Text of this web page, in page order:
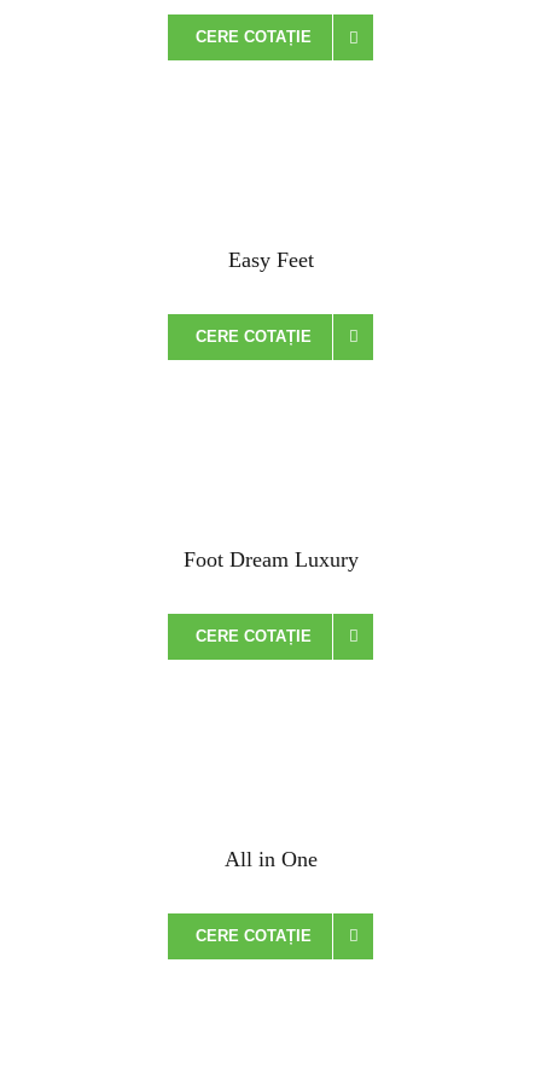
CERE COTAȚIE
Easy Feet
CERE COTAȚIE
Foot Dream Luxury
CERE COTAȚIE
All in One
CERE COTAȚIE